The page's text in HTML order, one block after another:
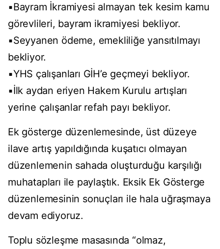
▪️Bayram İkramiyesi almayan tek kesim kamu
görevlileri, bayram ikramiyesi bekliyor.
▪️Seyyanen ödeme, emekliliğe yansıtılmayı
bekliyor.
▪️YHS çalışanları GİH’e geçmeyi bekliyor.
▪️İlk aydan eriyen Hakem Kurulu artışları
yerine çalışanlar refah payı bekliyor.
Ek gösterge düzenlemesinde, üst düzeye
ilave artış yapıldığında kuşatıcı olmayan
düzenlemenin sahada oluşturduğu karşılığı
muhatapları ile paylaştık. Eksik Ek Gösterge
düzenlemesinin sonuçları ile hala uğraşmaya
devam ediyoruz.
Toplu sözleşme masasında “olmaz,